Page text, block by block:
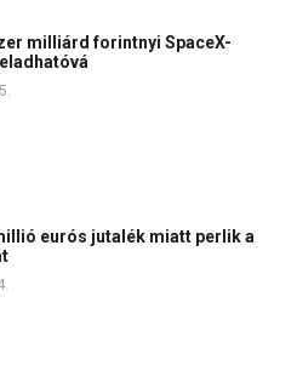
milliárd forintnyi SpaceX-
eurós jutalék miatt perlik a